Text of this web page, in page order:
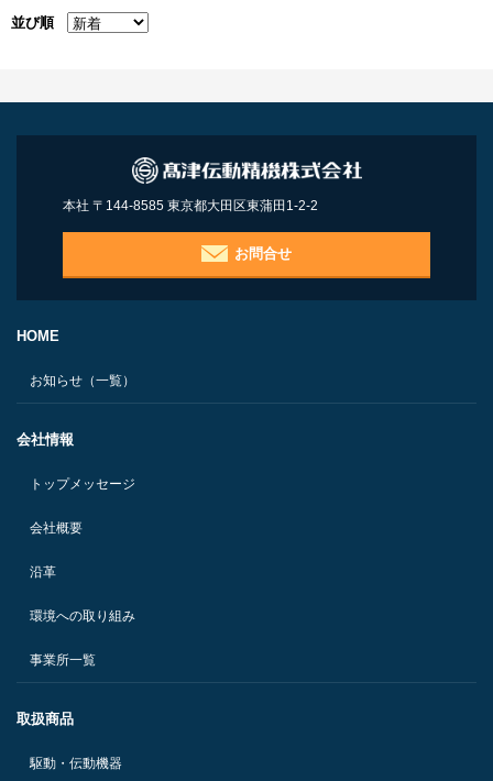
並び順
本社 〒144-8585 東京都大田区東蒲田1-2-2
お問合せ
HOME
お知らせ（一覧）
会社情報
トップメッセージ
会社概要
沿革
環境への取り組み
事業所一覧
取扱商品
駆動・伝動機器